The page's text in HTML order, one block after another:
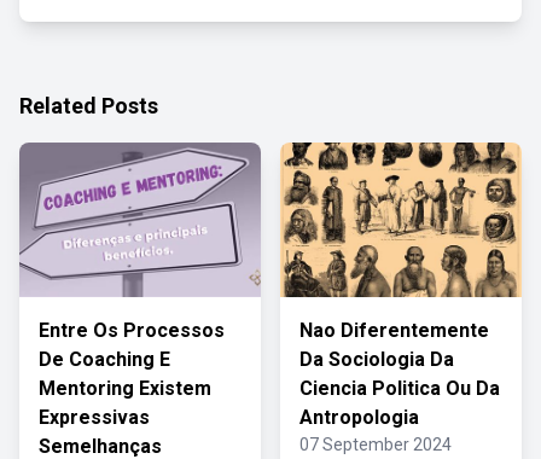
Related Posts
Entre Os Processos
De Coaching E
Mentoring Existem
Expressivas
Semelhanças
Nao Diferentemente
Da Sociologia Da
Ciencia Politica Ou Da
Antropologia
07 September 2024